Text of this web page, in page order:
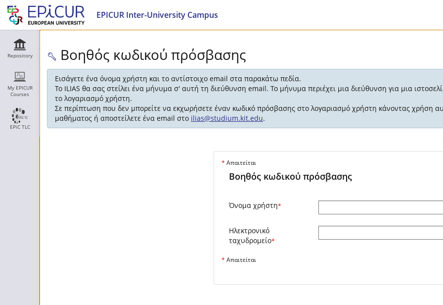
EPICUR Inter-University Campus
Repository
My EPICUR
Courses
EPiC TLC
Βοηθός κωδικού πρόσβασης
Εισάγετε ένα όνομα χρήστη και το αντίστοιχο email στα παρακάτω πεδία.
Το ILIAS θα σας στείλει ένα μήνυμα σ' αυτή τη διεύθυνση email. Το μήνυμα περιέχει μια διεύθυνση για μια
το λογαριασμό χρήστη.
Σε περίπτωση που δεν μπορείτε να εκχωρήσετε έναν κωδικό πρόσβασης στο λογαριασμό χρήστη κάνοντας χρήση
μαθήματος ή αποστείλετε ένα email στο ilias@studium.kit.edu.
* Απαιτείται
Βοηθός κωδικού πρόσβασης
Όνομα χρήστη*
Ηλεκτρονικό
ταχυδρομείο*
* Απαιτείται